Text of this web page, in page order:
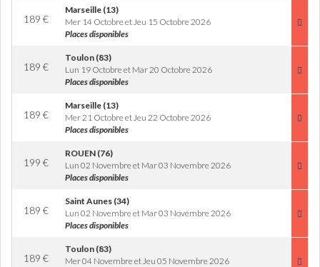
189 €
Marseille (13)
Mer 14 Octobre et Jeu 15 Octobre 2026
Places disponibles
189 €
Toulon (83)
Lun 19 Octobre et Mar 20 Octobre 2026
Places disponibles
189 €
Marseille (13)
Mer 21 Octobre et Jeu 22 Octobre 2026
Places disponibles
199 €
ROUEN (76)
Lun 02 Novembre et Mar 03 Novembre 2026
Places disponibles
189 €
Saint Aunes (34)
Lun 02 Novembre et Mar 03 Novembre 2026
Places disponibles
189 €
Toulon (83)
Mer 04 Novembre et Jeu 05 Novembre 2026